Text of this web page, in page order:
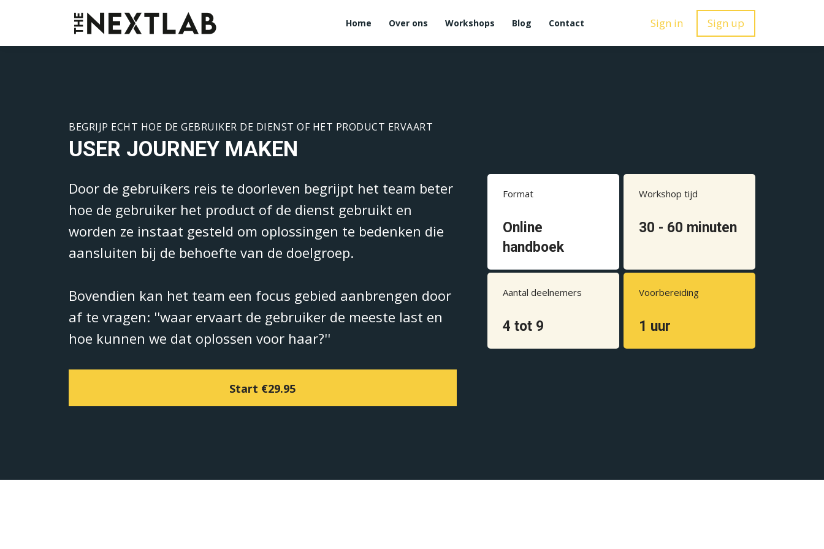
Home Over ons Workshops Blog Contact Sign in Sign up
BEGRIJP ECHT HOE DE GEBRUIKER DE DIENST OF HET PRODUCT ERVAART
USER JOURNEY MAKEN
Door de gebruikers reis te doorleven begrijpt het team beter
hoe de gebruiker het product of de dienst gebruikt en
worden ze instaat gesteld om oplossingen te bedenken die
aansluiten bij de behoefte van de doelgroep.
Bovendien kan het team een focus gebied aanbrengen door
af te vragen: ''waar ervaart de gebruiker de meeste last en
hoe kunnen we dat oplossen voor haar?''
Start €29.95
Format
Online
handboek
Workshop tijd
30 - 60 minuten
Aantal deelnemers
4 tot 9
Voorbereiding
1 uur